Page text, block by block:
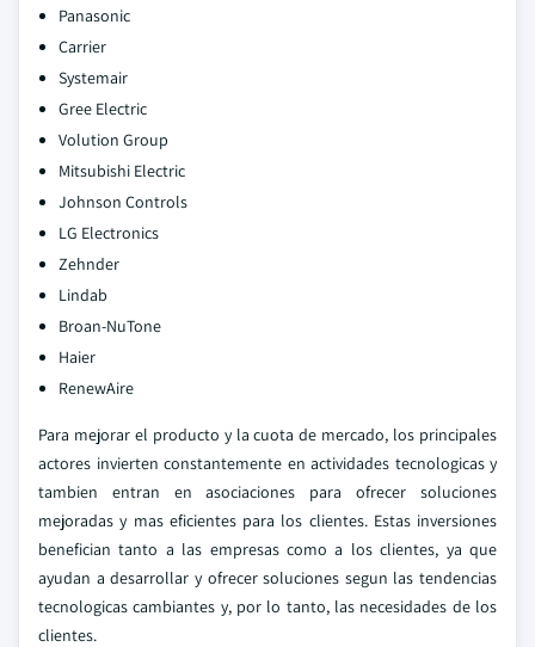
Panasonic
Carrier
Systemair
Gree Electric
Volution Group
Mitsubishi Electric
Johnson Controls
LG Electronics
Zehnder
Lindab
Broan-NuTone
Haier
RenewAire
Para mejorar el producto y la cuota de mercado, los principales
actores invierten constantemente en actividades tecnologicas y
tambien entran en asociaciones para ofrecer soluciones
mejoradas y mas eficientes para los clientes. Estas inversiones
benefician tanto a las empresas como a los clientes, ya que
ayudan a desarrollar y ofrecer soluciones segun las tendencias
tecnologicas cambiantes y, por lo tanto, las necesidades de los
clientes.